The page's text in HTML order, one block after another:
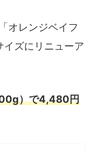
オレンジベイフ
イズにリニューア
）で4,480円